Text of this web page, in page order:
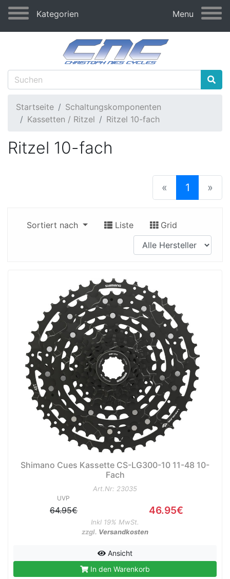
Kategorien Menu
Startseite
Schaltungskomponenten
Kassetten / Ritzel
Ritzel 10-fach
Ritzel 10-fach
« 1 »
Sortiert nach Liste Grid
Shimano Cues Kassette CS-LG300-10 11-48 10-
Fach
Art.Nr: 23035
UVP
64.95€ 46.95€
Inkl 19% MwSt.
zzgl. Versandkosten
Ansicht
In den Warenkorb